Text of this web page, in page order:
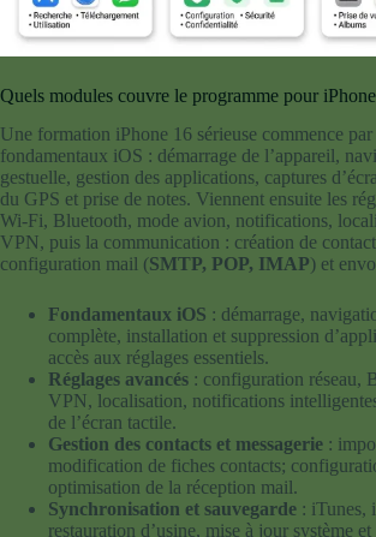
Quels modules couvre le programme pour
Une formation iPhone 16 sérieuse commence par
fondamentaux iOS : démarrage de l’appareil,
gestuelle, gestion des applications, captures
du GPS et prise de notes. Viennent ensuite les
Wi-Fi, Bluetooth, mode avion, notifications,
VPN, puis la communication : création de
configuration mail (SMTP, POP, IMAP) et
Fondamentaux iOS : démarrage,
complète, installation et suppression
accès aux réglages essentiels.
Réglages avancés : configuration réseau,
VPN, localisation, notifications
de l’écran tactile.
Gestion des contacts et messagerie :
modification de fiches contacts;
optimisation de la réception mail.
Synchronisation et sauvegarde : iTunes,
restauration d’usine, mise à jour système